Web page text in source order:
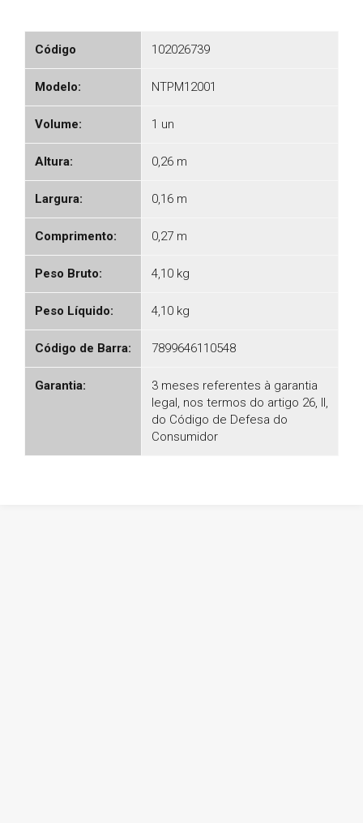
Código 102026739
Modelo: NTPM12001
Volume: 1 un
Altura: 0,26 m
Largura: 0,16 m
Comprimento: 0,27 m
Peso Bruto: 4,10 kg
Peso Líquido: 4,10 kg
Código de Barra: 7899646110548
Garantia:
3 meses referentes à garantia
legal, nos termos do artigo 26, II,
do Código de Defesa do
Consumidor